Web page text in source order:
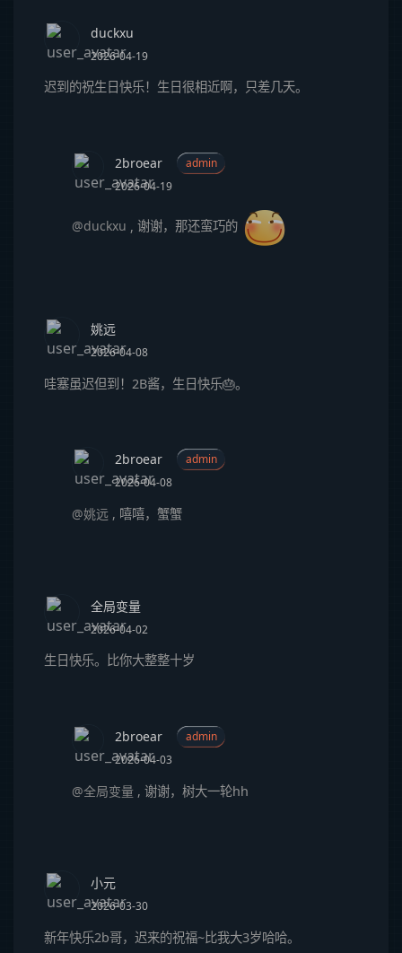
duckxu
2026-04-19
迟到的祝生日快乐！生日很相近啊，只差几天。
2broear
admin
2026-04-19
@duckxu ,谢谢，那还蛮巧的
姚远
2026-04-08
哇塞虽迟但到！2B酱，生日快乐🎂。
2broear
admin
2026-04-08
@姚远 , 嘻嘻，蟹蟹
全局变量
2026-04-02
生日快乐。比你大整整十岁
2broear
admin
2026-04-03
@全局变量 ,谢谢，树大一轮hh
小元
2026-03-30
新年快乐2b哥，迟来的祝福~比我大3岁哈哈。